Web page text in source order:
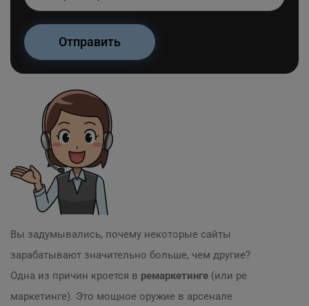
Вы задумывались, почему некоторые сайты
зарабатывают значительно больше, чем другие?
Одна из причин кроется в ремаркетинге (или ре
маркетинге). Это мощное оружие в арсенале